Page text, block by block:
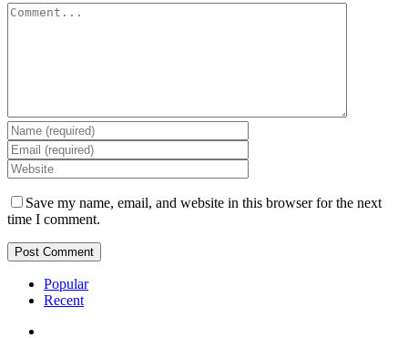
Comment
Save my name, email, and website in this browser for the next
time I comment.
Popular
Recent